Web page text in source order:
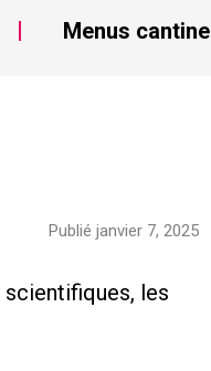
Menus cantine
Publié janvier 7, 2025
les